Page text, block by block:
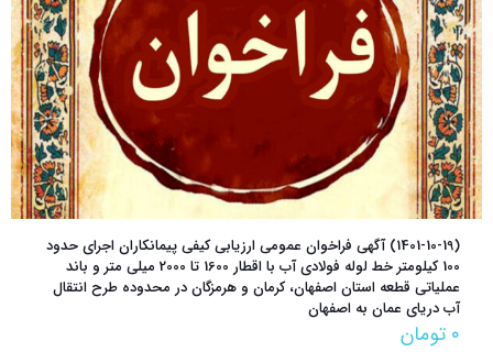
(1401-10-19) آگهی فراخوان عمومی ارزیابی کیفی پیمانکاران اجرای حدود
100 کیلومتر خط لوله فولادی آب با اقطار 1600 تا 2000 میلی متر و باند
عملیاتی قطعه استان اصفهان، کرمان و هرمزگان در محدوده طرح انتقال
آب دریای عمان به اصفهان
۰ تومان